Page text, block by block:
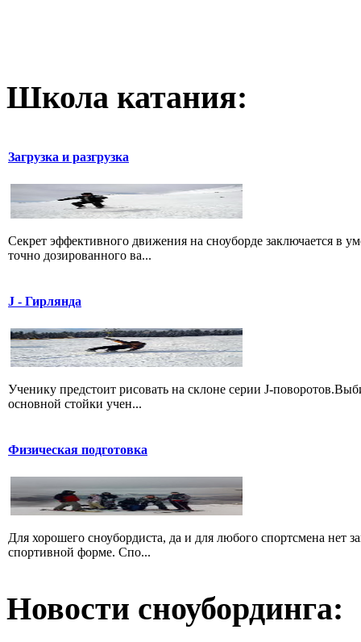
Школа катания:
Загрузка и разгрузка
Секрет эффективного движения на сноуборде заключается в
точно дозированного ва...
J - Гирлянда
Ученику предстоит рисовать на склоне серии J-
основной стойки учен...
Физическая подготовка
Для хорошего сноубордиста, да и для любого спортсмена нет
спортивной форме. Спо...
Новости сноубординга: